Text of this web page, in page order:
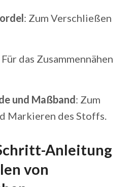
: Zum Verschließen
Für das Zusammennähen
und Maßband: Zum
Markieren des Stoffs.
Anleitung
von